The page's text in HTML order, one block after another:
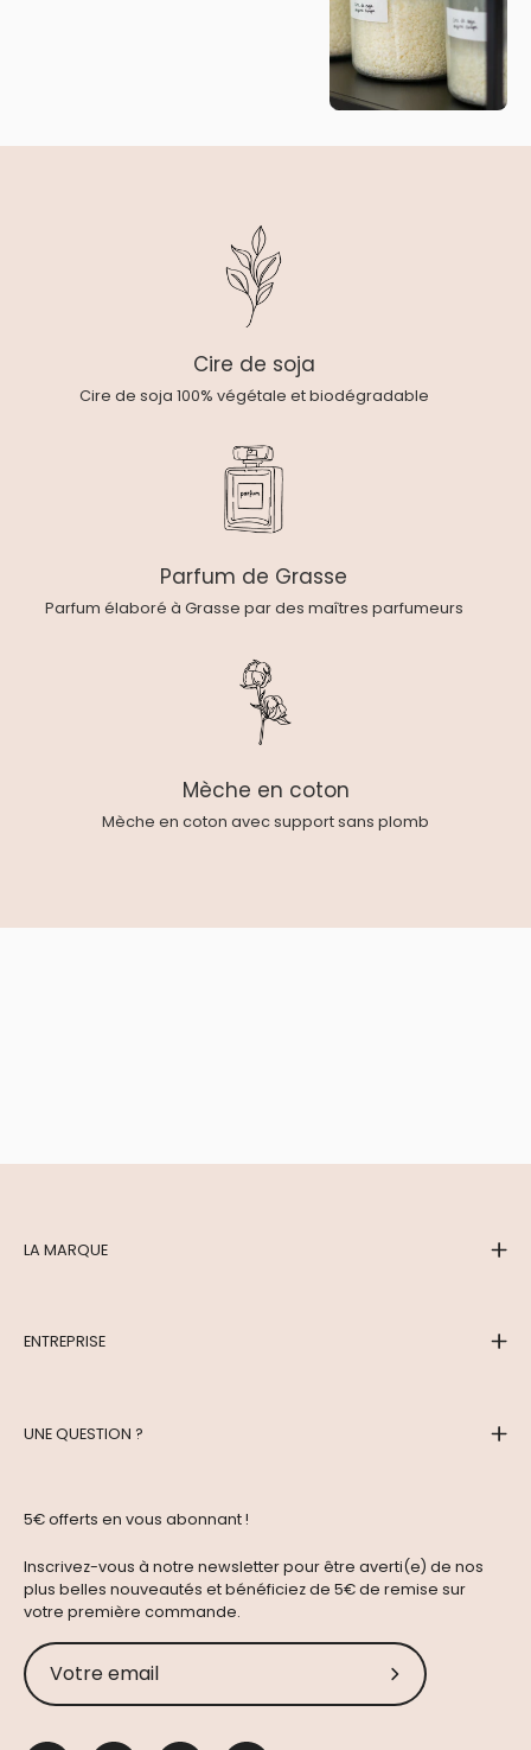
Cire de soja
Cire de soja 100% végétale et biodégradable
Parfum de Grasse
Parfum élaboré à Grasse par des maîtres parfumeurs
Mèche en coton
Mèche en coton avec support sans plomb
LA MARQUE
ENTREPRISE
UNE QUESTION ?
5€ offerts en vous abonnant !
Inscrivez-vous à notre newsletter pour être averti(e) de nos
plus belles nouveautés et bénéficiez de 5€ de remise sur
votre première commande.
Abonnez-